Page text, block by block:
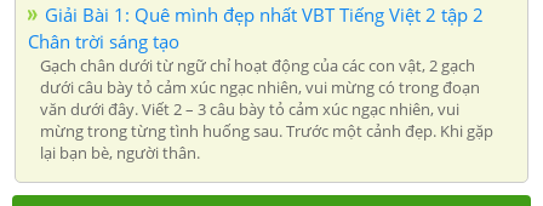
Giải Bài 1: Quê mình đẹp nhất VBT Tiếng Việt 2 tập 2
Chân trời sáng tạo
Gạch chân dưới từ ngữ chỉ hoạt động của các con vật, 2 gạch
dưới câu bày tỏ cảm xúc ngạc nhiên, vui mừng có trong đoạn
văn dưới đây. Viết 2 – 3 câu bày tỏ cảm xúc ngạc nhiên, vui
mừng trong từng tình huống sau. Trước một cảnh đẹp. Khi gặp
lại bạn bè, người thân.